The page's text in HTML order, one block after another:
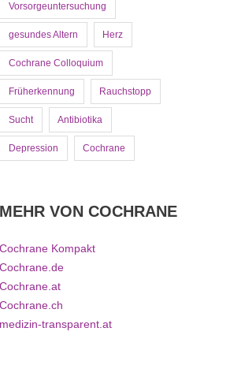
Vorsorgeuntersuchung
gesundes Altern Herz
Cochrane Colloquium
Früherkennung Rauchstopp
Sucht Antibiotika
Depression Cochrane
MEHR VON COCHRANE
Cochrane Kompakt
Cochrane.de
Cochrane.at
Cochrane.ch
medizin-transparent.at